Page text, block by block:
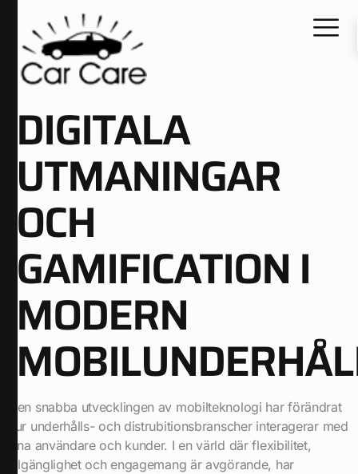
DIGITALA
UTMANINGAR
OCH
GAMIFICATION I
MODERN
Den snabba utvecklingen av mobilteknologi har förändrat
hur underhålls- och distrubitionsbranscher interagerar med
sina användare och kunder. I en värld där flexibilitet,
tillgänglighet och engagemang är avgörande, har